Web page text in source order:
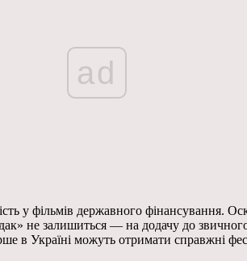
ad
у фільмів державного фінансування.
не залишиться — на додачу до
в Україні можуть отримати справжні